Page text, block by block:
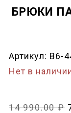
БРЮКИ
Артикул: B6-
Нет в
14 990.00 ₽